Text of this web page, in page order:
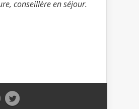
conseillère en séjour.